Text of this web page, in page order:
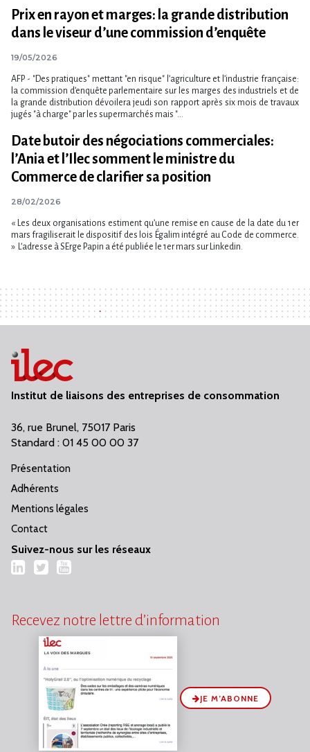
Prix en rayon et marges: la grande distribution
dans le viseur d​‌’une commission d​‌’enquête
19/05/2026
AFP - "Des pratiques" mettant "en risque" l​‌’agriculture et l​‌’industrie française:
la commission d​‌’enquête parlementaire sur les marges des industriels et de
la grande distribution dévoilera jeudi son rapport après six mois de travaux
jugés "à charge" par les supermarchés mais "...
Date butoir des négociations commerciales:
l’Ania et l’Ilec somment le ministre du
Commerce de clarifier sa position
28/02/2026
« Les deux organisations estiment qu’une remise en cause de la date du 1er
mars fragiliserait le dispositif des lois Égalim intégré au Code de commerce.
» L’adresse à SErge Papin a été publiée le 1er mars sur Linkedin.
Institut de liaisons des entreprises de consommation
36, rue Brunel, 75017 Paris
Standard : 01 45 00 00 37
Présentation
Adhérents
Mentions légales
Contact
Suivez-nous sur les réseaux
LinkedIn
TwitterYouTube
Recevez notre lettre d’information
JE M’ABONNE